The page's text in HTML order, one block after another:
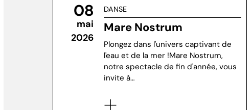
08
mai
2026
DANSE
Mare Nostrum
Plongez dans l'univers captivant de
l'eau et de la mer !Mare Nostrum,
notre spectacle de fin d'année, vous
invite à…